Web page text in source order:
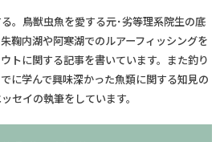
。鳥獣虫魚を愛する元･劣等理系院生の底
鞠内湖や阿寒湖でのルアーフィッシングを
トに関する記事を書いています。また釣り
に学んで興味深かった魚類に関する知見の
セイの執筆をしています。